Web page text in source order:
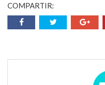
COMPARTIR: